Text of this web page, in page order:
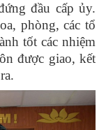
đầu cấp ủy.
phòng, các tổ
tốt các nhiệm
được giao, kết